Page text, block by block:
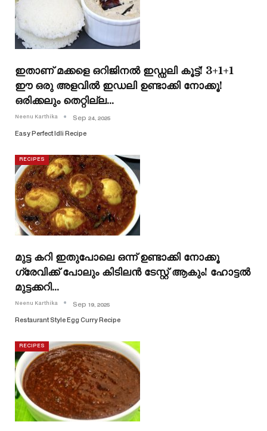
ഇതാണ് മക്കളെ ഒറിജിനൽ ഇഡ്ഡലി കൂട്ട്! 3+1+1
ഈ ഒരു അളവിൽ ഇഡലി ഉണ്ടാക്കി നോക്കൂ!
ഒരിക്കലും തെറ്റില്ല…
Neenu Karthika Sep 24, 2025
Easy Perfect Idli Recipe
RECIPES
മുട്ട കറി ഇതുപോലെ ഒന്ന് ഉണ്ടാക്കി നോക്കൂ
ഗ്രേവിക്ക്‌ പോലും കിടിലൻ ടേസ്റ്റ് ആകും! ഹോട്ടൽ
മുട്ടക്കറി…
Neenu Karthika Sep 19, 2025
Restaurant Style Egg Curry Recipe
RECIPES